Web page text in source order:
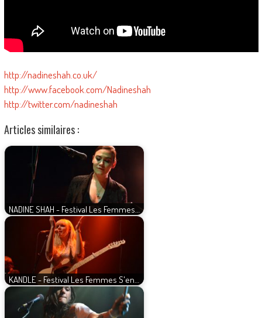
http://nadineshah.co.uk/
http://www.facebook.com/Nadineshah
http://twitter.com/nadineshah
Articles similaires :
NADINE SHAH - Festival Les Femmes…
KANDLE - Festival Les Femmes S'en…